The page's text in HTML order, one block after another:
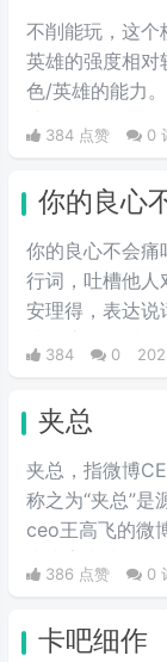
不削能玩，这个
英雄的强度相对
色/英雄的能力
384 点赞 0
你的良心
你的良心不会痛
行词，吐槽他人
安理得，表达说
情。这里的“痛”
不好意思”等含
会内疚吗，来
情包，火于知乎
嚼字》评为
一，现在多用
384 0
夹总
夹总，指微博
称之为“夹总”是
ceo王高飞的微
为来字去掉一
为称为“夹”，所
386 点赞 0
卡吧细作